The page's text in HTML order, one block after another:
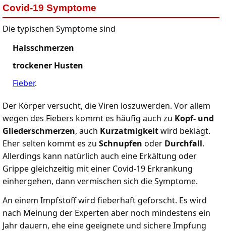
Covid-19 Symptome
Die typischen Symptome sind
Halsschmerzen
trockener Husten
Fieber.
Der Körper versucht, die Viren loszuwerden. Vor allem
wegen des Fiebers kommt es häufig auch zu Kopf- und
Gliederschmerzen, auch Kurzatmigkeitwird beklagt.
Eher selten kommt es zu Schnupfen oder Durchfall.
Allerdings kann natürlich auch eine Erkältung oder
Grippe gleichzeitig mit einer Covid-19 Erkrankung
einhergehen, dann vermischen sich die Symptome.
An einem Impfstoff wird fieberhaft geforscht. Es wird
nach Meinung der Experten aber noch mindestens ein
Jahr dauern, ehe eine geeignete und sichere Impfung